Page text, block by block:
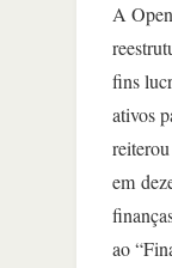
A
fins
ativos
em
ao